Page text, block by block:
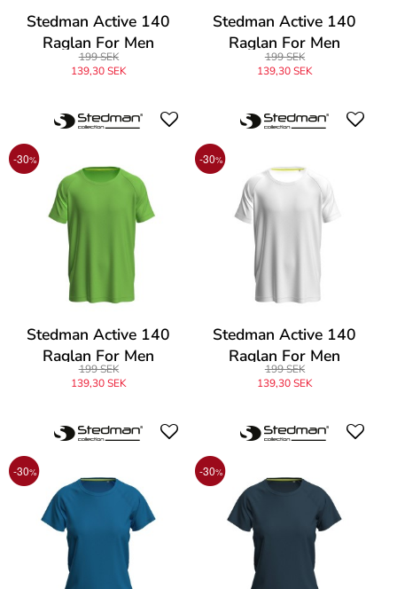
Stedman Active 140
Raglan For Men
199 SEK
139,30 SEK
Stedman Active 140
Raglan For Men
199 SEK
139,30 SEK
-30%
Stedman Active 140
Raglan For Men
199 SEK
139,30 SEK
-30%
Stedman Active 140
Raglan For Men
199 SEK
139,30 SEK
-30% -30%